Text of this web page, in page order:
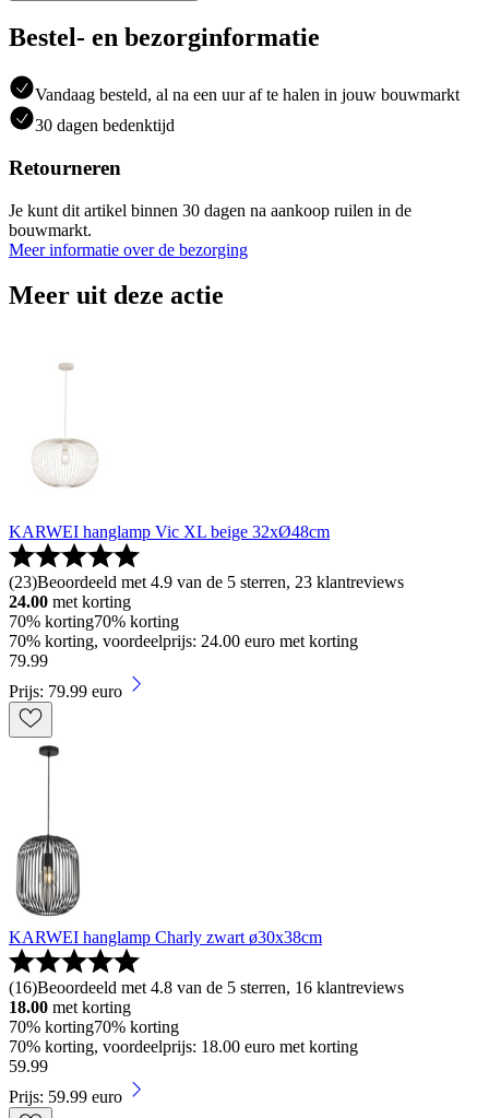
Bestel- en bezorginformatie
Vandaag besteld, al na een uur af te halen in jouw bouwmarkt
30 dagen bedenktijd
Retourneren
Je kunt dit artikel binnen 30 dagen na aankoop ruilen in de
bouwmarkt.
Meer informatie over de bezorging
Meer uit deze actie
KARWEI hanglamp Vic XL beige 32xØ48cm
(23)Beoordeeld met 4.9 van de 5 sterren, 23 klantreviews
24.00 met korting
70% korting70% korting
70% korting, voordeelprijs: 24.00 euro met korting
79.99
Prijs: 79.99 euro
KARWEI hanglamp Charly zwart ø30x38cm
(16)Beoordeeld met 4.8 van de 5 sterren, 16 klantreviews
18.00 met korting
70% korting70% korting
70% korting, voordeelprijs: 18.00 euro met korting
59.99
Prijs: 59.99 euro